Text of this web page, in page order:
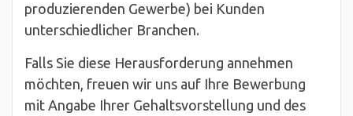
produzierenden Gewerbe) bei Kunden
unterschiedlicher Branchen.
Falls Sie diese Herausforderung annehmen
möchten, freuen wir uns auf Ihre Bewerbung
mit Angabe Ihrer Gehaltsvorstellung und des